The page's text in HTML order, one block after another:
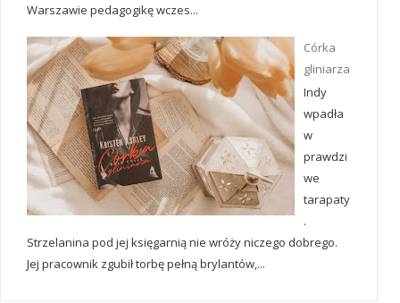
Warszawie pedagogikę wczes...
Córka
gliniarza
Indy
wpadła
w
prawdzi
we
tarapaty
.
Strzelanina pod jej księgarnią nie wróży niczego dobrego.
Jej pracownik zgubił torbę pełną brylantów,...